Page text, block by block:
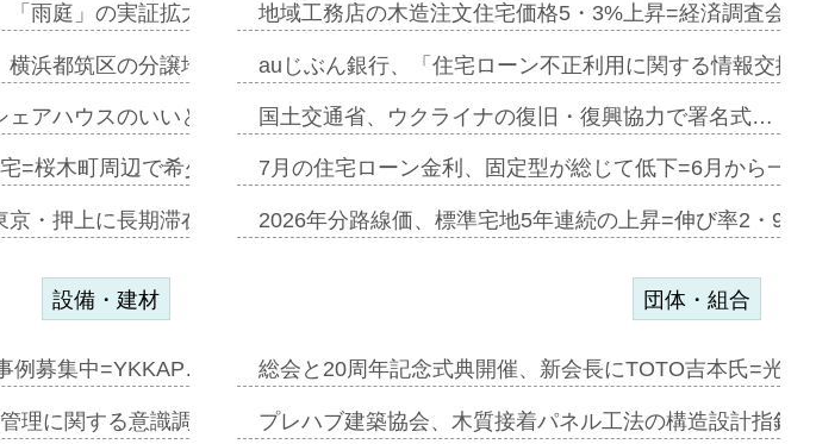
「雨庭」の実証拡大へ=ガーデンカフェ…
浜都筑区の分譲地開発で初協業=お互…
ェアハウスのいいとこどりのコリビング…
=桜木町周辺で希少価値のある2階建…
京・押上に長期滞在型ホテル第1弾が開…
地域工務店の木造注文住宅価格5・3%上昇=経済調査会
auじぶん銀行、「住宅ローン不正利用に関する情報交換
国土交通省、ウクライナの復旧・復興協力で署名式…
7月の住宅ローン金利、固定型が総じて低下=6月から一
2026年分路線価、標準宅地5年連続の上昇=伸び率2・
設備・建材
例募集中=YKKAP…
理に関する意識調査=Nature…
団体・組合
総会と20周年記念式典開催、新会長にTOTO吉本氏=光
プレハブ建築協会、木質接着パネル工法の構造設計指針